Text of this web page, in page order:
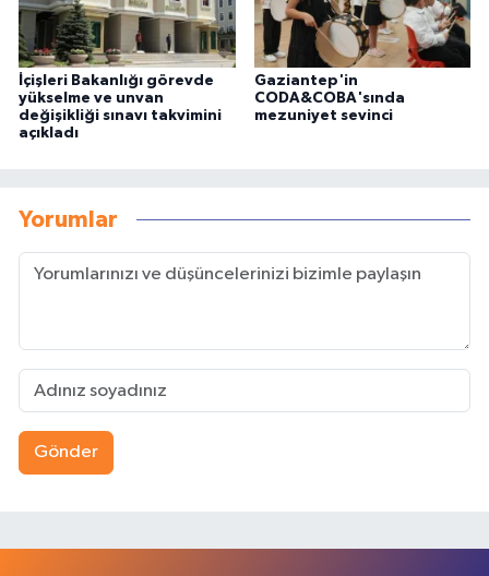
İçişleri Bakanlığı görevde
yükselme ve unvan
değişikliği sınavı takvimini
açıkladı
Gaziantep'in
CODA&COBA'sında
mezuniyet sevinci
Yorumlar
Gönder